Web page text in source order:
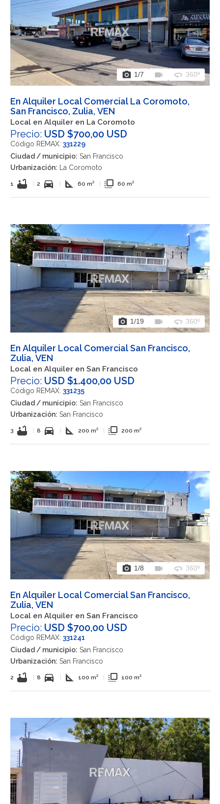
photo_camera 1/7 videocam 360 360º
En Alquiler Local Comercial La Coromoto,
San Francisco, Zulia, VEN
Local en Alquiler en La Coromoto
Precio: USD $700,00 USD
Código REMAX: 331229
Ciudad / municipio: San Francisco
Urbanización: La Coromoto
1 bathtub 2 directions_car square_foot 60 m² flip_to_front 60 m²
photo_camera 1/19 videocam 360 360º
En Alquiler Local Comercial San Francisco,
Zulia, VEN
Local en Alquiler en San Francisco
Precio: USD $1.400,00 USD
Código REMAX: 331235
Ciudad / municipio: San Francisco
Urbanización: San Francisco
3 bathtub 8 directions_car square_foot 200 m² flip_to_front 200 m²
photo_camera 1/8 videocam 360 360º
En Alquiler Local Comercial San Francisco,
Zulia, VEN
Local en Alquiler en San Francisco
Precio: USD $700,00 USD
Código REMAX: 331241
Ciudad / municipio: San Francisco
Urbanización: San Francisco
2 bathtub 8 directions_car square_foot 100 m² flip_to_front 100 m²